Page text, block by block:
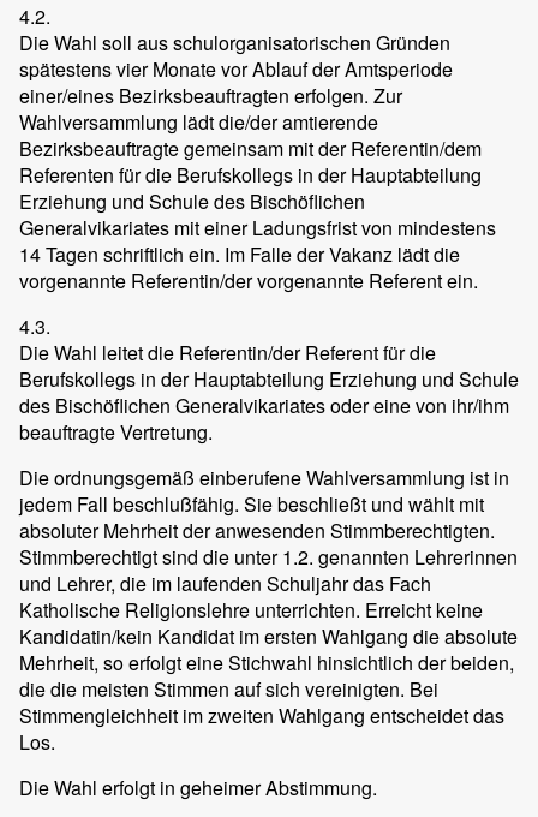
4.2.
Die Wahl soll aus schulorganisatorischen Gründen
spätestens vier Monate vor Ablauf der Amtsperiode
einer/eines Bezirksbeauftragten erfolgen. Zur
Wahlversammlung lädt die/der amtierende
Bezirksbeauftragte gemeinsam mit der Referentin/dem
Referenten für die Berufskollegs in der Hauptabteilung
Erziehung und Schule des Bischöflichen
Generalvikariates mit einer Ladungsfrist von mindestens
14 Tagen schriftlich ein. Im Falle der Vakanz lädt die
vorgenannte Referentin/der vorgenannte Referent ein.
4.3.
Die Wahl leitet die Referentin/der Referent für die
Berufskollegs in der Hauptabteilung Erziehung und Schule
des Bischöflichen Generalvikariates oder eine von ihr/ihm
beauftragte Vertretung.
Die ordnungsgemäß einberufene Wahlversammlung ist in
jedem Fall beschlußfähig. Sie beschließt und wählt mit
absoluter Mehrheit der anwesenden Stimmberechtigten.
Stimmberechtigt sind die unter 1.2. genannten Lehrerinnen
und Lehrer, die im laufenden Schuljahr das Fach
Katholische Religionslehre unterrichten. Erreicht keine
Kandidatin/kein Kandidat im ersten Wahlgang die absolute
Mehrheit, so erfolgt eine Stichwahl hinsichtlich der beiden,
die die meisten Stimmen auf sich vereinigten. Bei
Stimmengleichheit im zweiten Wahlgang entscheidet das
Los.
Die Wahl erfolgt in geheimer Abstimmung.